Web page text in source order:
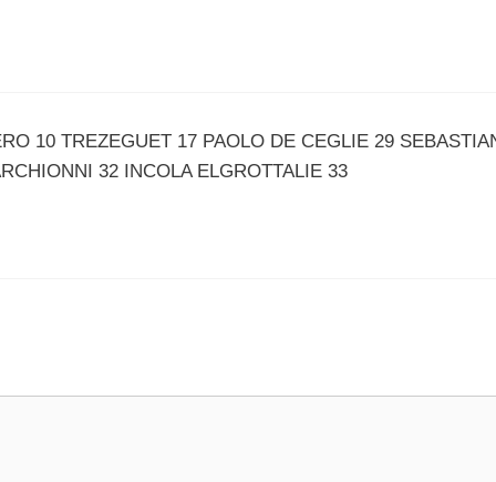
10 TREZEGUET 17 PAOLO DE CEGLIE 29
32 INCOLA ELGROTTALIE 33